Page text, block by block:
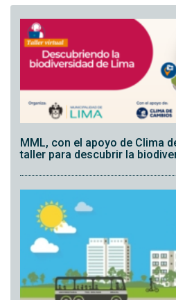
MML, con el apoyo de Clima
taller para descubrir la